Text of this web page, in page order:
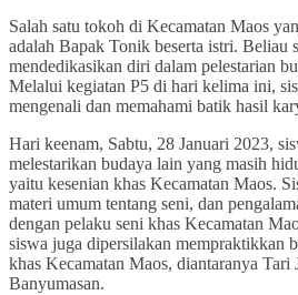
Salah satu tokoh di Kecamatan Maos
adalah Bapak Tonik beserta istri. Beliau
mendedikasikan diri dalam pelestarian
Melalui kegiatan P5 di hari kelima ini,
mengenali dan memahami batik hasil
Hari keenam, Sabtu, 28 Januari 2023,
melestarikan budaya lain yang masih
yaitu kesenian khas Kecamatan Maos.
materi umum tentang seni, dan
dengan pelaku seni khas Kecamatan
siswa juga dipersilakan mempraktikkan
khas Kecamatan Maos, diantaranya Tari
Banyumasan.